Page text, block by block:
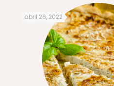
abril 26, 2022